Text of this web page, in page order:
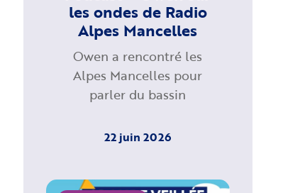
les ondes de Radio
Alpes Mancelles
Owen a rencontré les
Alpes Mancelles pour
parler du bassin
22 juin 2026